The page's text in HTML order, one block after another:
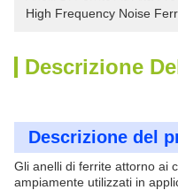
High Frequency Noise
Descrizione
Descrizione del
Gli anelli di ferrite attorno ai
ampiamente utilizzati in